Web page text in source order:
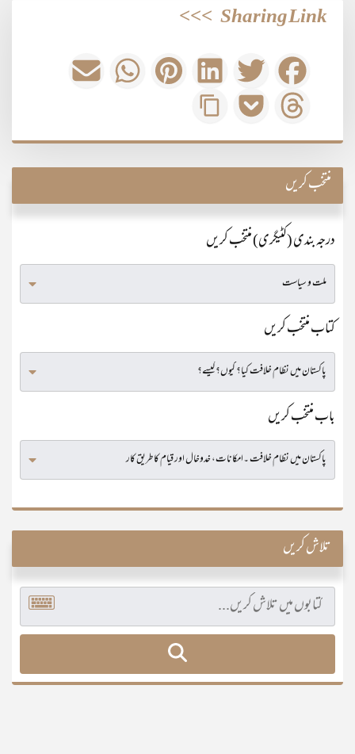
Sharing Link
>>>
منتخب کریں
درجہ بندی (کٹیگری) منتخب کریں
کتاب منتخب کریں
باب منتخب کریں
تلاش کریں